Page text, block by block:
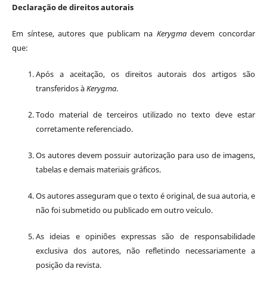
Declaração de direitos autorais
Em síntese, autores que publicam na Kerygmadevem concordar
que:
Após a aceitação, os direitos autorais dos artigos são
transferidos àKerygma.
Todo material de terceiros utilizado no texto deve estar
corretamente referenciado.
Os autores devem possuir autorização para uso de imagens,
tabelas e demais materiais gráficos.
Os autores asseguram que o texto é original, de sua autoria, e
não foi submetido ou publicado em outro veículo.
As ideias e opiniões expressas são de responsabilidade
exclusiva dos autores, não refletindo necessariamente a
posição da revista.